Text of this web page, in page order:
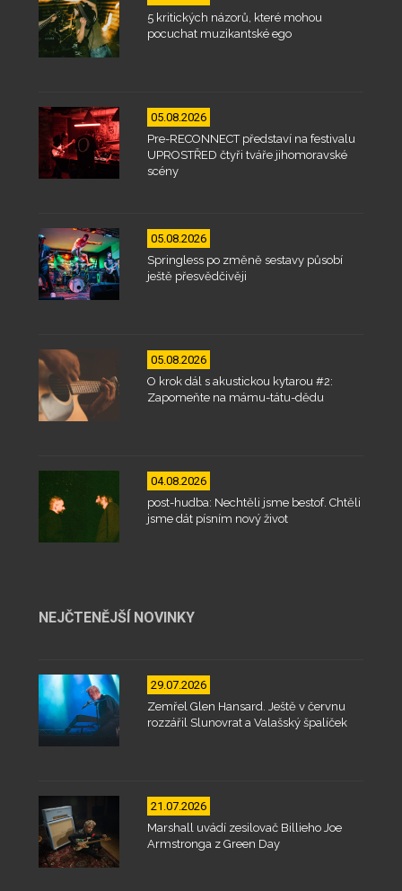
5 kritických názorů, které mohou
pocuchat muzikantské ego
05.08.2026
Pre-RECONNECT představí na festivalu
UPROSTŘED čtyři tváře jihomoravské
scény
05.08.2026
Springless po změně sestavy působí
ještě přesvědčivěji
05.08.2026
O krok dál s akustickou kytarou #2:
Zapomeňte na mámu-tátu-dědu
04.08.2026
post-hudba: Nechtěli jsme bestof. Chtěli
jsme dát písním nový život
NEJČTENĚJŠÍ NOVINKY
29.07.2026
Zemřel Glen Hansard. Ještě v červnu
rozzářil Slunovrat a Valašský špalíček
21.07.2026
Marshall uvádí zesilovač Billieho Joe
Armstronga z Green Day